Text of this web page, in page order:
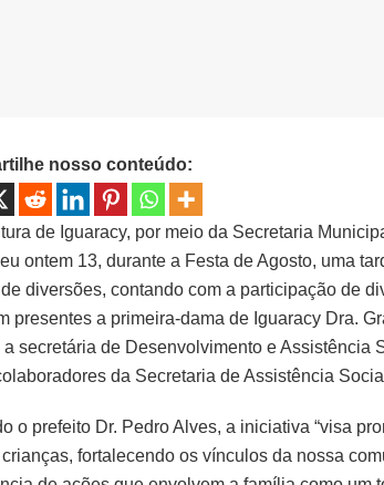
nosso conteúdo:
de Iguaracy, por meio da Secretaria
ontem 13, durante a Festa de Agosto, uma
diversões, contando com a participação de
presentes a primeira-dama de Iguaracy Dra.
a secretária de Desenvolvimento e Assistência
da Secretaria de Assistência
o prefeito Dr. Pedro Alves, a iniciativa “visa
fortalecendo os vínculos da nossa